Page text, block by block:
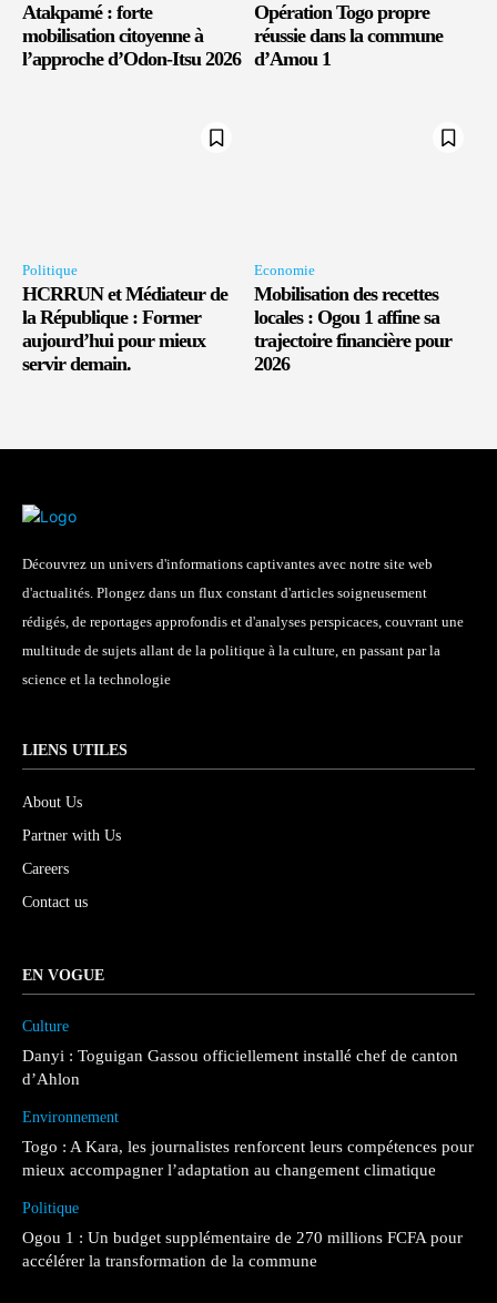
Atakpamé : forte
mobilisation citoyenne à
l’approche d’Odon-Itsu 2026
Opération Togo propre
réussie dans la commune
d’Amou 1
Politique
HCRRUN et Médiateur de
la République : Former
aujourd’hui pour mieux
servir demain.
Economie
Mobilisation des recettes
locales : Ogou 1 affine sa
trajectoire financière pour
2026
Découvrez un univers d'informations captivantes avec notre site web
d'actualités. Plongez dans un flux constant d'articles soigneusement
rédigés, de reportages approfondis et d'analyses perspicaces, couvrant une
multitude de sujets allant de la politique à la culture, en passant par la
science et la technologie
LIENS UTILES
About Us
Partner with Us
Careers
Contact us
EN VOGUE
Culture
Danyi : Toguigan Gassou officiellement installé chef de canton
d’Ahlon
Environnement
Togo : A Kara, les journalistes renforcent leurs compétences pour
mieux accompagner l’adaptation au changement climatique
Politique
Ogou 1 : Un budget supplémentaire de 270 millions FCFA pour
accélérer la transformation de la commune